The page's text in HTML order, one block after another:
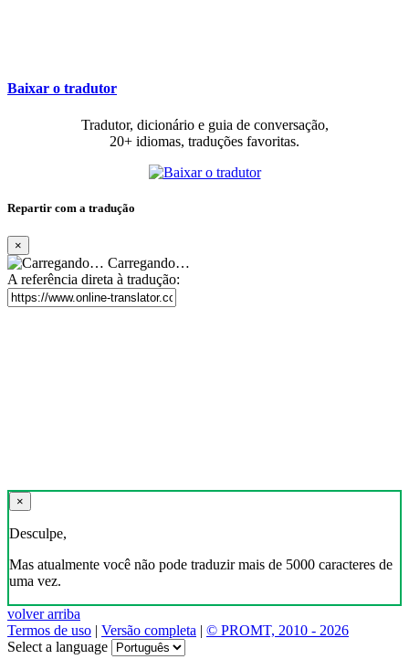
Baixar o tradutor
Tradutor, dicionário e guia de conversação,
20+ idiomas, traduções favoritas.
Repartir com a tradução
×
Carregando…
A referência direta à tradução:
×
Desculpe,
Mas atualmente você não pode traduzir mais de 5000 caracteres de
uma vez.
volver arriba
Termos de uso | Versão completa | © PROMT, 2010 - 2026
Select a language